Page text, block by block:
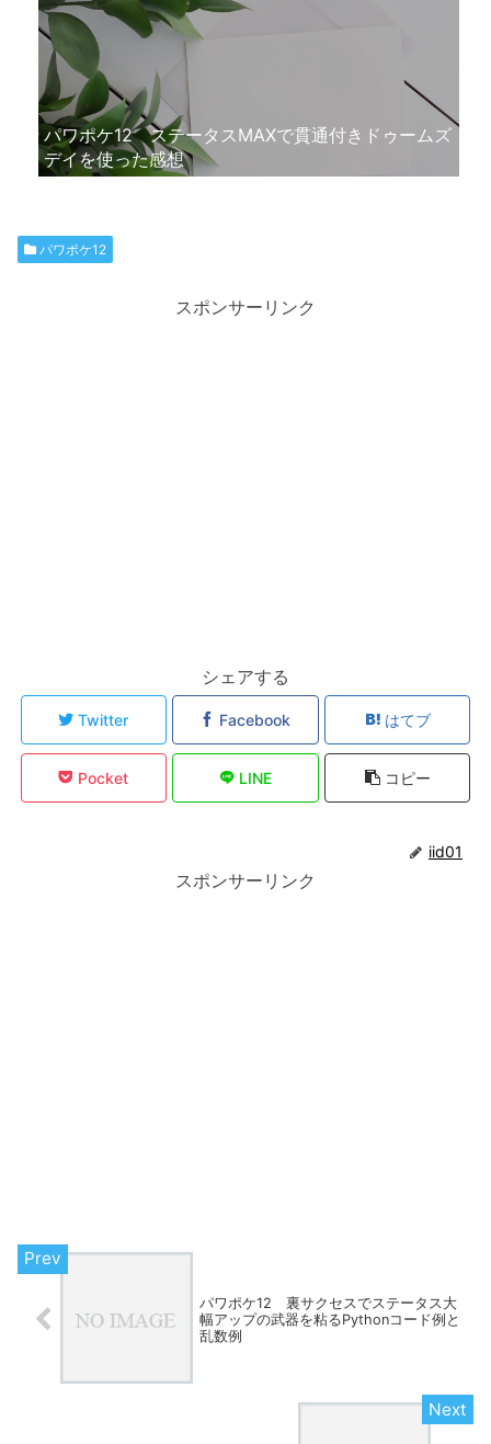
パワポケ12 ステータスMAXで貫通付きドゥームズ
デイを使った感想
パワポケ12
スポンサーリンク
シェアする
Twitter Facebook はてブ
Pocket LINE コピー
iid01
スポンサーリンク
パワポケ12 裏サクセスでステータス大
幅アップの武器を粘るPythonコード例と
乱数例